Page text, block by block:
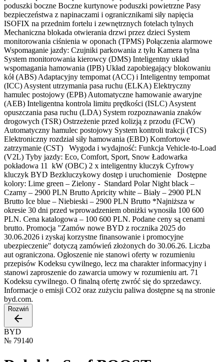
poduszki boczne Boczne kurtynowe poduszki powietrzne Pasy
bezpieczeństwa z napinaczami i ogranicznikami siły napięcia
ISOFIX na przednim fortelu i zewnętrznych fotelach tylnych
Mechaniczna blokada otwierania drzwi przez dzieci System
monitorowania ciśnienia w oponach (TPMS) Połączenia alarmowe
Wspomaganie jazdy: Czujniki parkowania z tyłu Kamera tylna
System monitorowania kierowcy (DMS) Inteligentny układ
wspomagania hamowania (IPB) Układ zapobiegający blokowaniu
kół (ABS) Adaptacyjny tempomat (ACC) i Inteligentny tempomat
(ICC) Asystent utrzymania pasa ruchu (ELKA) Elektryczny
hamulec postojowy (EPB) Automatyczne hamowanie awaryjne
(AEB) Inteligentna kontrola limitu prędkości (ISLC) Asystent
opuszczania pasa ruchu (LDA) System rozpoznawania znaków
drogowych (TSR) Ostrzeżenie przed kolizją z przodu (FCW)
Automatyczny hamulec postojowy System kontroli trakcji (TCS)
Elektroniczny rozdział siły hamowania (EBD) Komfortowe
zatrzymanie (CST) Wygoda i wydajność: Funkcja Vehicle-to-Load
(V2L) Tyby jazdy: Eco, Comfort, Sport, Snow Ładowarka
pokładowa 11 kW (OBC) 2 x inteligentny kluczyk Cyfrowy
kluczyk BYD Bezkluczykowy dostęp i uruchomienie Dostępne
kolory: Lime green – Zielony - Standard Polar Night black –
Czarny – 2900 PLN Brutto Apricity white – Biały – 2900 PLN
Brutto Ice blue – Niebieski – 2900 PLN Brutto *Najniższa w
okresie 30 dni przed wprowadzeniem obniżki wynosiła 100 600
PLN. Cena katalogowa – 100 600 PLN. Podane ceny są cenami
brutto. Promocja "Zamów nowe BYD z rocznika 2025 do
30.06.2026 i zyskaj korzystne finansowanie i promocyjne
ubezpieczenie" dotyczą zamówień złożonych do 30.06.26. Liczba
aut ograniczona. Ogłoszenie nie stanowi oferty w rozumieniu
przepisów Kodeksu cywilnego, lecz ma charakter informacyjny i
stanowi zaproszenie do zawarcia umowy w rozumieniu art. 71
Kodeksu cywilnego. O finalną ofertę zwróć się do sprzedawcy.
Informacje o emisji CO2 oraz zużyciu paliwa dostępne są na stronie
byd.com.
Rozwiń
BYD
№ 79140